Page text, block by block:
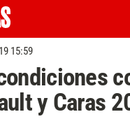
15:59
y Caras